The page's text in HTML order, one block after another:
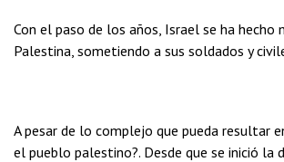
Con el paso de los años, Israel se ha
Palestina, sometiendo a sus soldados y
A pesar de lo complejo que pueda resultar
el pueblo palestino?. Desde que se inició la